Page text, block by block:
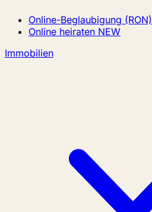
Online-Beglaubigung (RON)
Online heiraten NEW
Immobilien